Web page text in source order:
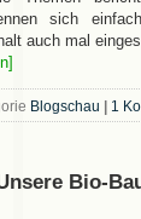
sich
auch mal
Blogschau 1
Bio-